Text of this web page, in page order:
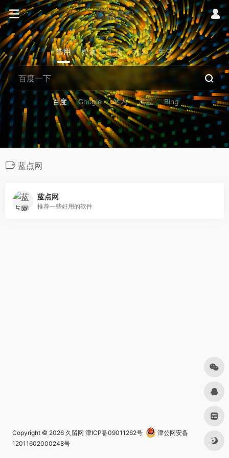
常用 搜索 工具 社区 生活
百度 Google 站内 淘宝 Bing
蓝点网
蓝点网
推荐一些好用的软件
Copyright © 2026 久留网 津ICP备09011262号
津公网安备
12011602000248号